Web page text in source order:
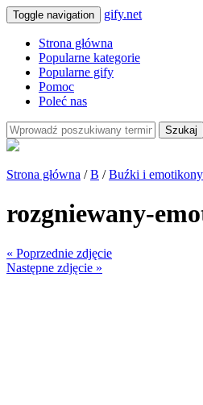
Toggle navigation gify.net
Strona główna
Popularne kategorie
Popularne gify
Pomoc
Poleć nas
Szukaj
Strona główna /B /Buźki i emotikony
rozgniewany-
« Poprzednie zdjęcie
Następne zdjęcie »